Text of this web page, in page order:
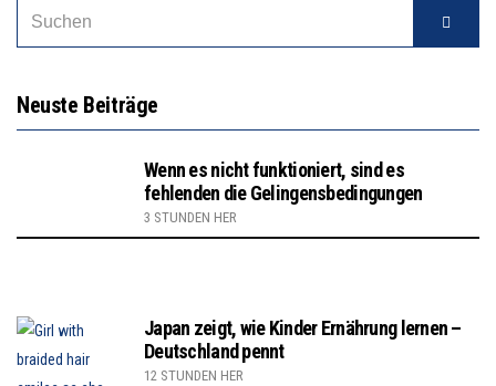
Neuste Beiträge
Wenn es nicht funktioniert, sind es
fehlenden die Gelingensbedingungen
3 STUNDEN HER
Japan zeigt, wie Kinder Ernährung lernen –
Deutschland pennt
12 STUNDEN HER